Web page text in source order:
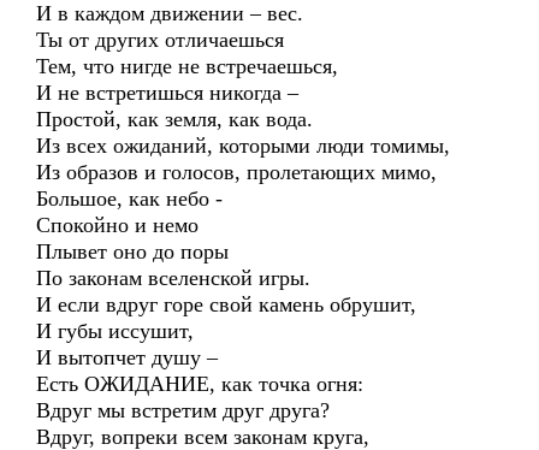
И в каждом движении – вес.
Ты от других отличаешься
Тем, что нигде не встречаешься,
И не встретишься никогда –
Простой, как земля, как вода.
Из всех ожиданий, которыми люди томимы,
Из образов и голосов, пролетающих мимо,
Большое, как небо -
Спокойно и немо
Плывет оно до поры
По законам вселенской игры.
И если вдруг горе свой камень обрушит,
И губы иссушит,
И вытопчет душу –
Есть ОЖИДАНИЕ, как точка огня:
Вдруг мы встретим друг друга?
Вдруг, вопреки всем законам круга,